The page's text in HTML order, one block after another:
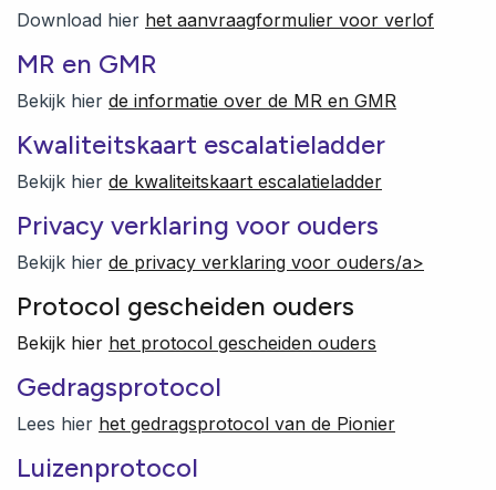
Download hier het aanvraagformulier voor verlof
MR en GMR
Bekijk hier de informatie over de MR en GMR
Kwaliteitskaart escalatieladder
Bekijk hier de kwaliteitskaart escalatieladder
Privacy verklaring voor ouders
Bekijk hier de privacy verklaring voor ouders/a>
Protocol gescheiden ouders
Bekijk hier het protocol gescheiden ouders
Gedragsprotocol
Lees hier het gedragsprotocol van de Pionier
Luizenprotocol